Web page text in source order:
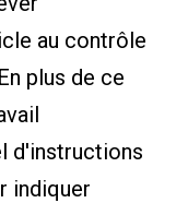
au contrôle
plus de ce
d'instructions
indiquer